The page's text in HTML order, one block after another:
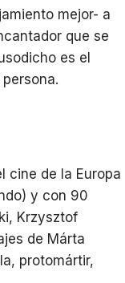
mejor- a
que se
es el
cine de la Europa
y con 90
Krzysztof
de Márta
protomártir,